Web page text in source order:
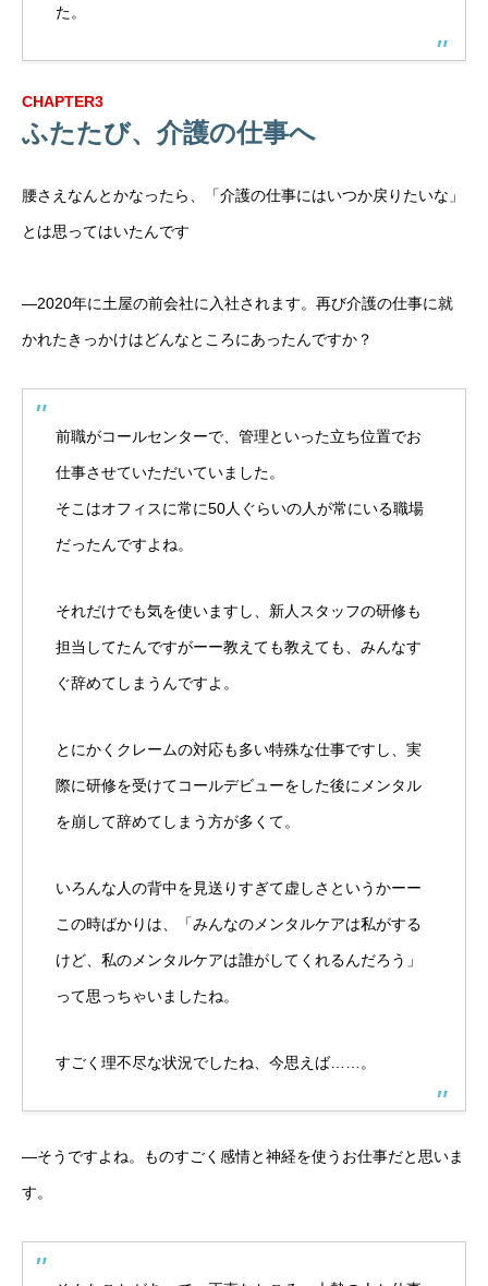
た。
CHAPTER3
ふたたび、介護の仕事へ
腰さえなんとかなったら、「介護の仕事にはいつか戻りたいな」
とは思ってはいたんです
―2020年に土屋の前会社に入社されます。再び介護の仕事に就
かれたきっかけはどんなところにあったんですか？
前職がコールセンターで、管理といった立ち位置でお
仕事させていただいていました。
そこはオフィスに常に50人ぐらいの人が常にいる職場
だったんですよね。
それだけでも気を使いますし、新人スタッフの研修も
担当してたんですがーー教えても教えても、みんなす
ぐ辞めてしまうんですよ。
とにかくクレームの対応も多い特殊な仕事ですし、実
際に研修を受けてコールデビューをした後にメンタル
を崩して辞めてしまう方が多くて。
いろんな人の背中を見送りすぎて虚しさというかーー
この時ばかりは、「みんなのメンタルケアは私がする
けど、私のメンタルケアは誰がしてくれるんだろう」
って思っちゃいましたね。
すごく理不尽な状況でしたね、今思えば……。
―そうですよね。ものすごく感情と神経を使うお仕事だと思いま
す。